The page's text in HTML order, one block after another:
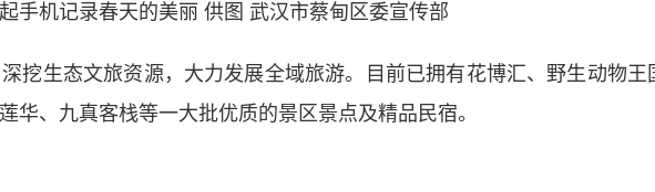
手机记录春天的美丽 供图 武汉市蔡甸区委宣传部
生态文旅资源，大力发展全域旅游。目前已拥有花博汇、野生动物王
华、九真客栈等一大批优质的景区景点及精品民宿。